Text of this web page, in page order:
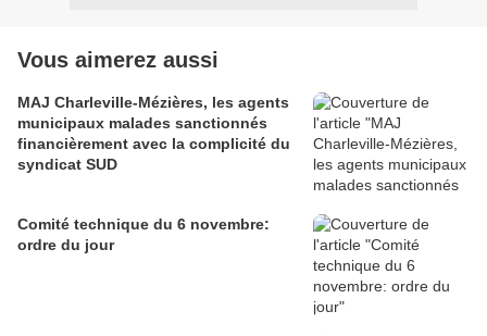
Vous aimerez aussi
MAJ Charleville-Mézières, les agents
municipaux malades sanctionnés
financièrement avec la complicité du
syndicat SUD
Comité technique du 6 novembre:
ordre du jour